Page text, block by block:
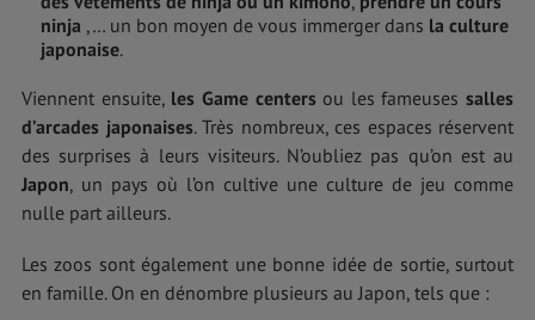
ninja ,… un bon moyen de vous immerger dans la culture
japonaise.
Viennent ensuite, les Game centersou les fameuses salles
d’arcades japonaises. Très nombreux, ces espaces réservent
des surprises à leurs visiteurs. N’oubliez pas qu’on est au
Japon, un pays où l’on cultive une culture de jeu comme
nulle part ailleurs.
Les zoos sont également une bonne idée de sortie, surtout
en famille. On en dénombre plusieurs au Japon, tels que :